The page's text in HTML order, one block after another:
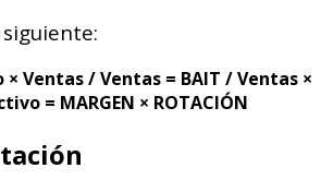
× Ventas / Ventas = BAIT / Ventas ×
= MARGEN × ROTACIÓN